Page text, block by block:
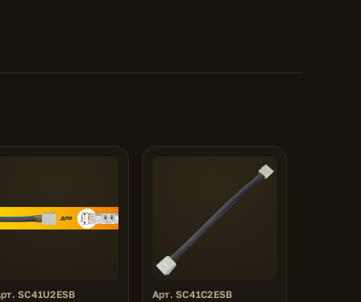
SC41U2ESB Арт. SC41C2ESB